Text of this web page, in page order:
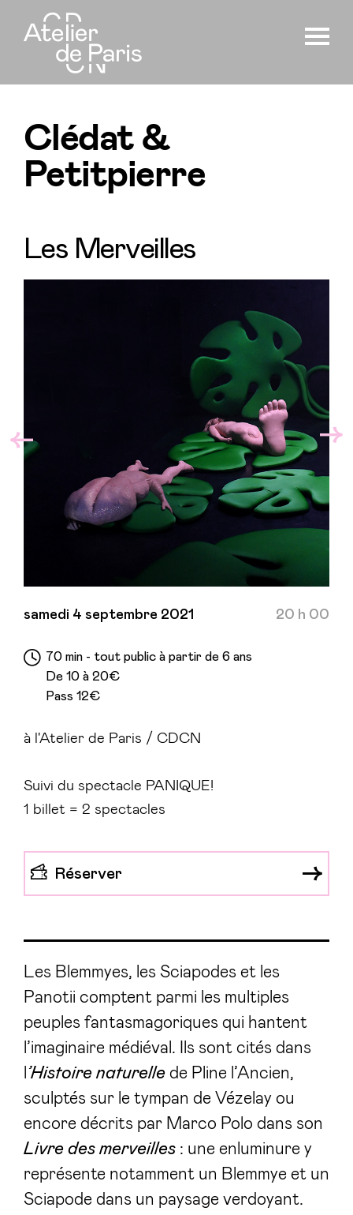
Clédat &
Petitpierre
Les Merveilles
samedi 4 septembre 2021 20 h 00
70 min - tout public à partir de 6 ans
De 10 à 20€
Pass 12€
à l'Atelier de Paris / CDCN
Suivi du spectacle PANIQUE!
1 billet = 2 spectacles
Réserver
Les Blemmyes, les Sciapodes et les
Panotii comptent parmi les multiples
peuples fantasmagoriques qui hantent
l’imaginaire médiéval. Ils sont cités dans
’Histoire naturelle de Pline l’Ancien,
sculptés sur le tympan de Vézelay ou
encore décrits par Marco Polo dans son
Livre des merveilles: une enluminure y
représente notamment un Blemmye et un
Sciapode dans un paysage verdoyant.